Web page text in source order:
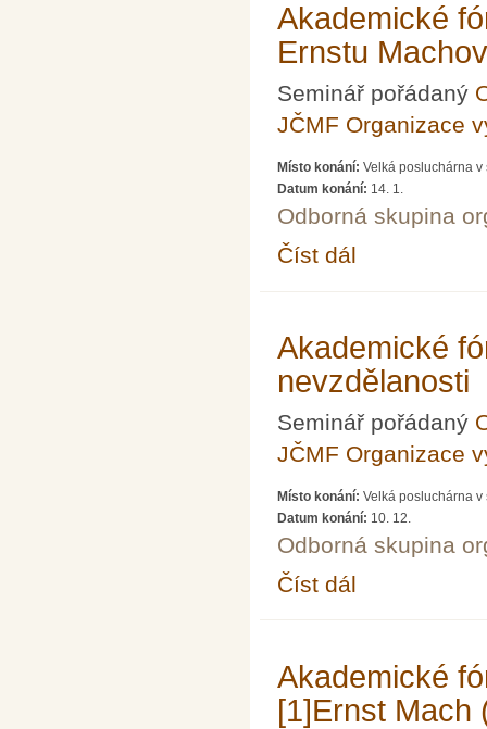
Akademické
Ernstu
Seminář pořádaný
JČMF Organizace
Místo konání: Velká posluchárna v
Datum konání: 14. 1.
Odborná skupina
Číst dál
Akademické
nevzdělanosti
Seminář pořádaný
JČMF Organizace
Místo konání: Velká posluchárna v
Datum konání: 10. 12.
Odborná skupina
Číst dál
Akademické
[1]Ernst Mach